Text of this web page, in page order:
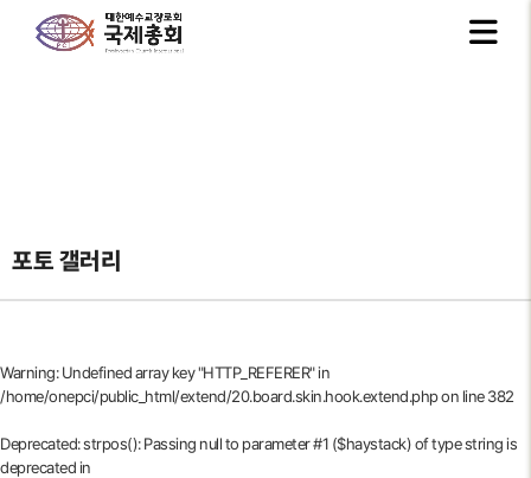
포토 갤러리
Warning: Undefined array key "HTTP_REFERER" in
/home/onepci/public_html/extend/20.board.skin.hook.extend.phpon line382
Deprecated: strpos(): Passing null to parameter #1 ($haystack) of type string is
deprecated in